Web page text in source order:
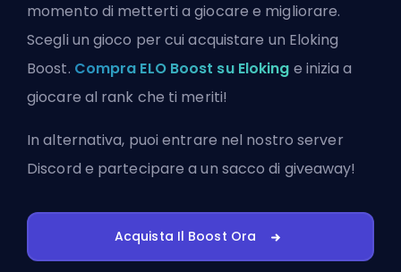
momento di metterti a giocare e migliorare.
Scegli un gioco per cui acquistare un Eloking
Boost. Compra ELO Boost su Eloking e inizia a
giocare al rank che ti meriti!
In alternativa, puoientrare nel nostro server
Discord e partecipare a un sacco di giveaway!
Acquista Il Boost Ora